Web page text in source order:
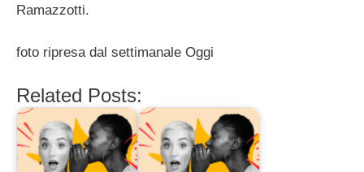
Ramazzotti.
foto ripresa dal settimanale Oggi
Related Posts: